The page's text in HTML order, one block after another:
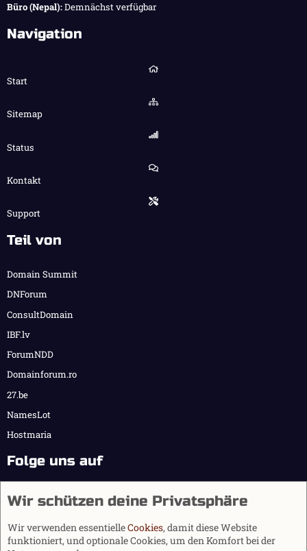
Büro (Nepal):Demnächst verfügbar
Navigation
Start
Sitemap
Status
Kontakt
Support
Teil von
Domain Summit
DNForum
ConsultDomain
IBF.lv
ForumNDD
Domainforum.ro
27.be
NamesLot
Hostmaria
Folge uns auf
Wir schützen deine Privatsphäre
Wir verwenden essentielleCookies, damit diese Website
funktioniert, und optionale Cookies, um den Komfort bei der